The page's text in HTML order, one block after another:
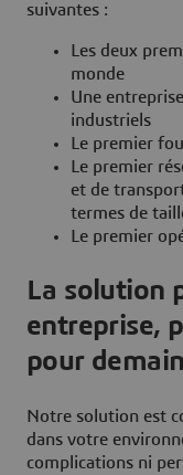
suivantes :
Les deux
monde
Une
industriels
Le premier
Le premier
et de
termes de
Le premier
La solution
entreprise,
pour demain
Notre solution est
dans votre
complications ni